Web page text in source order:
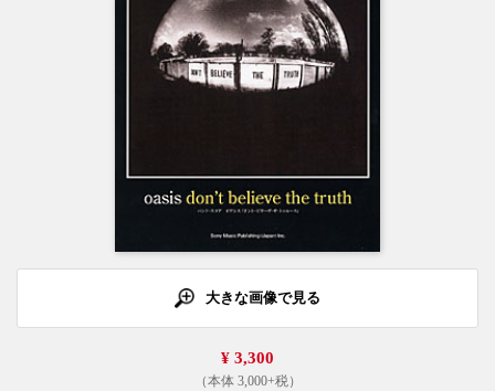
大きな画像で見る
¥ 3,300
（本体 3,000+税）